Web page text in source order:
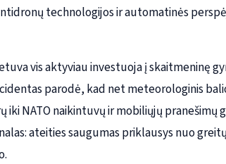
technologijos ir automatinės
vis aktyviau investuoja į skaitmeninę
parodė, kad net meteorologinis
iki NATO naikintuvų ir mobiliųjų pranešimų
ateities saugumas priklausys nuo